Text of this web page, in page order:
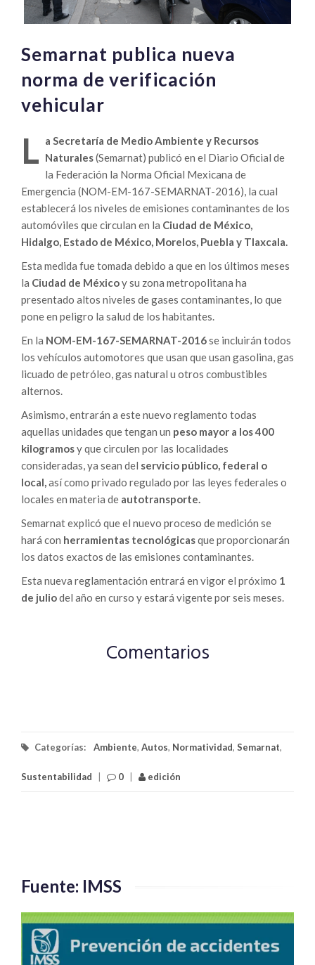
Semarnat publica nueva
norma de verificación
vehicular
L a Secretaría de Medio Ambiente y Recursos
Naturales(Semarnat) publicó en el Diario Oficial de
la Federación la Norma Oficial Mexicana de
Emergencia (NOM-EM-167-SEMARNAT-2016), la cual
establecerá los niveles de emisiones contaminantes de los
automóviles que circulan en la Ciudad de México,
Hidalgo, Estado de México, Morelos, Puebla y Tlaxcala.
Esta medida fue tomada debido a que en los últimos meses
la Ciudad de Méxicoy su zona metropolitana ha
presentado altos niveles de gases contaminantes, lo que
pone en peligro la salud de los habitantes.
En la NOM-EM-167-SEMARNAT-2016se incluirán todos
los vehículos automotores que usan que usan gasolina, gas
licuado de petróleo, gas natural u otros combustibles
alternos.
Asimismo, entrarán a este nuevo reglamento todas
aquellas unidades que tengan un peso mayor a los 400
kilogramosy que circulen por las localidades
consideradas, ya sean del servicio público, federal o
local,así como privado regulado por las leyes federales o
locales en materia de autotransporte.
Semarnat explicó que el nuevo proceso de medición se
hará con herramientas tecnológicasque proporcionarán
los datos exactos de las emisiones contaminantes.
Esta nueva reglamentación entrará en vigor el próximo 1
de juliodel año en curso y estará vigente por seis meses.
Comentarios
Categorías: Ambiente, Autos, Normatividad, Semarnat,
Sustentabilidad 0 edición
Fuente: IMSS